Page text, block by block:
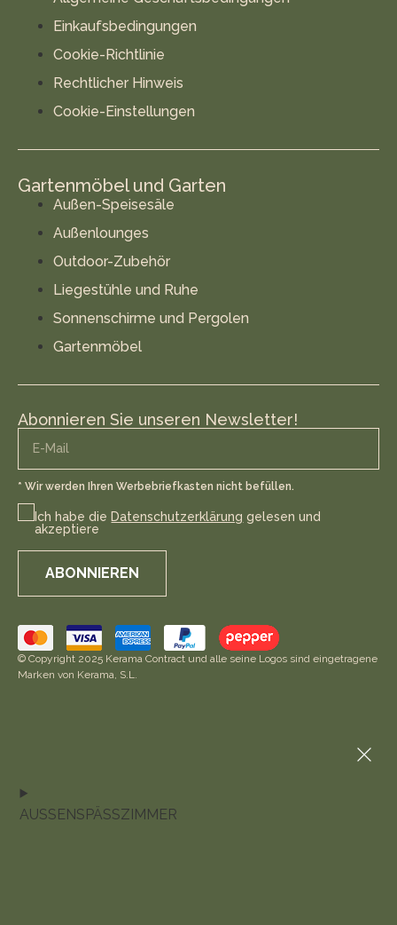
Einkaufsbedingungen
Cookie-Richtlinie
Rechtlicher Hinweis
Cookie-Einstellungen
Gartenmöbel und Garten
Außen-Speisesäle
Außenlounges
Outdoor-Zubehör
Liegestühle und Ruhe
Sonnenschirme und Pergolen
Gartenmöbel
Abonnieren Sie unseren Newsletter!
* Wir werden Ihren Werbebriefkasten nicht befüllen.
Ich habe dieDatenschutzerklärung gelesen und
akzeptiere
ABONNIEREN
© Copyright 2025 Kerama Contract und alle seine Logos sind eingetragene
Marken von Kerama, S.L.
AUSSENSPÄSSZIMMER